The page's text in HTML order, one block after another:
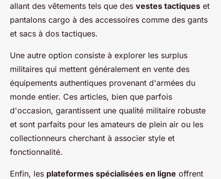
allant des vêtements tels que des vestes tactiques et
pantalons cargo à des accessoires comme des gants
et sacs à dos tactiques.
Une autre option consiste à explorer les surplus
militaires qui mettent généralement en vente des
équipements authentiques provenant d'armées du
monde entier. Ces articles, bien que parfois
d'occasion, garantissent une qualité militaire robuste
et sont parfaits pour les amateurs de plein air ou les
collectionneurs cherchant à associer style et
fonctionnalité.
Enfin, les plateformes spécialisées en ligne offrent